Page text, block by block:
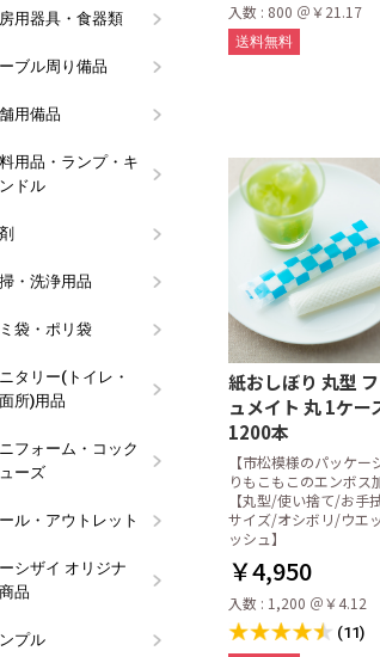
用器具・食器類 鍋・鍋用備品・フライパン
お玉・レードル・カス揚げ
シリコン調理器具
菜箸・花箸・トング・デッ
お菓子作り道具
洗浄用ラック・ボックス
計量カップ・計量スプーン
バット・ボール・ざる・卸
包丁・ナイフ・砥石・包丁
差し・まな板
秤(スケール)・温度計・キ
ッチンタイマー
炊飯ネット
調味缶・ヤクミ入れ
流し周り備品
キッチンポット・保存容器
アイデア調理道具
お鍋に欠かせないグッズ
しゃもじ
その他の厨房用器具
ブル周り備品
用備品
用品・ランプ・キ
ドル
カセットボンベ・カセット
レインボーオイル
オイルランプ
キャンドル類
炭・炭用備品
固形燃料(カエン)・関連備
ガスバーナー・着火用ライ
オイルランプセット
液体燃料(ヒートエース)・
関連備品
食器用洗剤
食器洗浄機用洗剤
油汚れ洗剤
除菌・漂白剤
アルコール製剤
衣料・バス用洗剤
トイレ用洗剤
ハンドソープ
その他用途別洗剤
ブランド(メーカー)
つめかえ容器
イーシザイオリジナル洗剤
ウイルス対策
・洗浄用品 スポンジ類
タワシ類
カウンタークロス
クロス類
ウエス・タオル
グリストラップ・廃油処理
清掃用具
その他 清掃・洗浄用品
袋・ポリ袋 業務用100枚BOXタイプ
10枚パックタイプ
その他のゴミ袋・ポリ袋
レジバッグ・ランチバッグ
規格袋
フクロール(ロールポリ袋)
タリー(トイレ・
所)用品
ペーパータオル
ペーパータオル・ティッシ
ュホルダー
トイレットペーパー
便座クリーナー・シートペ
ーパー
パウダールームグッズ
ハンドソープ・手指用アル
コール
トイレ掃除用品・備品
マウスウォッシュ
マスク用品
フォーム・コック
ーズ
ル・アウトレット 訳あり特価品
数量限定・在庫限り
シザイ オリジナ
品
タオルウォーマー
おしぼり・タオル
おしぼりトレー・おしぼり
ポケットおしぼり
会計伝票・レジ周り品
割り箸・箸袋
ラップ・キッチンペーパー
ペーパータオル・ホルダー
台拭き・食器拭き
ストロー・楊枝・ナプキン
ポット・ピッチャー
食器用・食洗器用洗剤
ウエス
漂白剤・除菌アルコール
ゴミ袋・サニタリー
ギフト向け
その他の備品・消耗品
プル ラルムお試しセット
紙おしぼり丸型
紙おしぼり平型
入数 : 800 ＠￥21.17
送料無料
紙おしぼり 丸型
ュメイト 丸 1ケー
1200本
【市松模様のパッケー
りもこもこのエンボス
【丸型/使い捨て/お手
サイズ/オシボリ/ウエ
ッシュ】
￥4,950
入数 : 1,200 ＠￥4.12
(11)